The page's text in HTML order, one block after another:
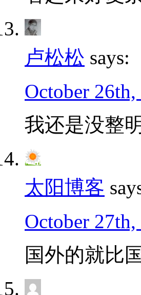
卢松松 says:
October
我还是没整
太阳博客
October
国外的就比